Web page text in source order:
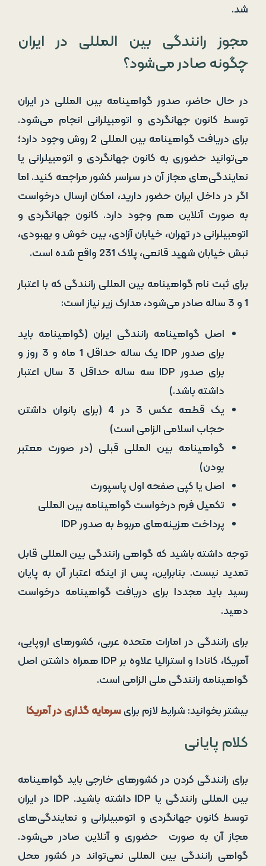
شد.
مجوز رانندگی بین المللی در ایران
چگونه صادر می‌شود؟
در حال حاضر، صدور گواهینامه بین المللی در ایران
توسط کانون جهانگردی و اتومبیلرانی انجام می‌شود.
برای دریافت گواهینامه بین المللی 2 روش وجود دارد؛
می‌توانید حضوری به کانون جهانگردی و اتومبیلرانی یا
نمایندگی‌های مجاز آن در سراسر کشور مراجعه کنید. اما
اگر در داخل ایران حضور دارید، امکان ارسال درخواست
به صورت آنلاین هم وجود دارد. کانون جهانگردی و
اتومبیلرانی در تهران، خیابان آزادی، بین خوش و بهبودی،
نبش خیابان شهید قانعی، پلاک 231 واقع شده است.
برای ثبت نام گواهینامه بین المللی رانندگی که با اعتبار
1 و 3 ساله صادر می‌شود، مدارک زیر نیاز است:
اصل گواهینامه رانندگی ایران (گواهینامه باید
برای صدور IDP یک ساله حداقل 1 ماه و 3 روز و
برای صدور IDP سه ساله حداقل 3 سال اعتبار
داشته باشد.)
یک قطعه عکس 3 در 4 (برای بانوان داشتن
حجاب اسلامی الزامی است)
گواهینامه بین المللی قبلی (در صورت معتبر
بودن)
اصل یا کپی صفحه اول پاسپورت
تکمیل فرم درخواست گواهینامه بین المللی
پرداخت هزینه‌های مربوط به صدور IDP
توجه داشته باشید که گواهی رانندگی بین المللی قابل
تمدید نیست. بنابراین، پس از اینکه اعتبار آن به پایان
رسید باید مجددا برای دریافت گواهینامه درخواست
دهید.
برای رانندگی در امارات متحده عربی، کشورهای اروپایی،
آمریکا، کانادا و استرالیا علاوه بر IDP همراه داشتن اصل
گواهینامه رانندگی ملی الزامی است.
بیشتر بخوانید: شرایط لازم برایسرمایه گذاری در آمریکا
کلام پایانی
برای رانندگی کردن در کشورهای خارجی باید گواهینامه
بین المللی رانندگی یا IDP داشته باشید. IDP در ایران
توسط کانون جهانگردی و اتومبیلرانی و نمایندگی‌های
مجاز آن به صورت حضوری و آنلاین صادر می‌شود.
گواهی رانندگی بین المللی نمی‌تواند در کشور محل